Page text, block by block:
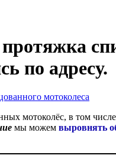
по адресу.
мотоколёс, в том
мы можем выровнять